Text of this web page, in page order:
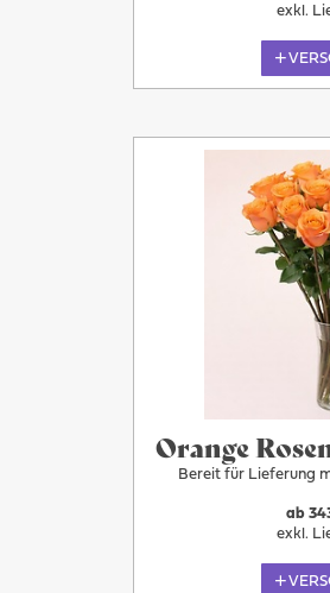
exkl.
Orange
Bereit für Lieferung
ab
exkl.